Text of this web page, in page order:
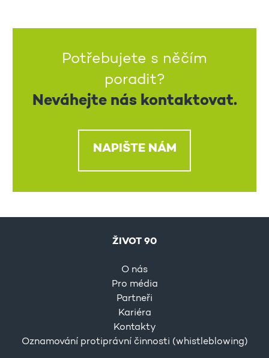
Potřebujete s něčím
poradit?
Neváhejte nás kontaktovat.
NAPIŠTE NÁM
ŽIVOT 90
O nás
Pro média
Partneři
Kariéra
Kontakty
Oznamování protiprávní činnosti (whistleblowing)